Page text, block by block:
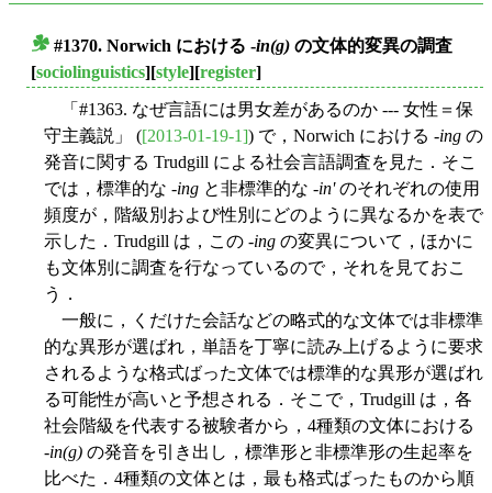
#1370. Norwich における -in(g) の文体的変異の調査
[sociolinguistics][style][register]
「#1363. なぜ言語には男女差があるのか --- 女性＝保
守主義説」 ([2013-01-19-1]) で，Norwich における -ing の
発音に関する Trudgill による社会言語調査を見た．そこ
では，標準的な -ing と非標準的な -in'のそれぞれの使用
頻度が，階級別および性別にどのように異なるかを表で
示した．Trudgill は，この -ing の変異について，ほかに
も文体別に調査を行なっているので，それを見ておこ
う．
一般に，くだけた会話などの略式的な文体では非標準
的な異形が選ばれ，単語を丁寧に読み上げるように要求
されるような格式ばった文体では標準的な異形が選ばれ
る可能性が高いと予想される．そこで，Trudgill は，各
社会階級を代表する被験者から，4種類の文体における
-in(g) の発音を引き出し，標準形と非標準形の生起率を
比べた．4種類の文体とは，最も格式ばったものから順